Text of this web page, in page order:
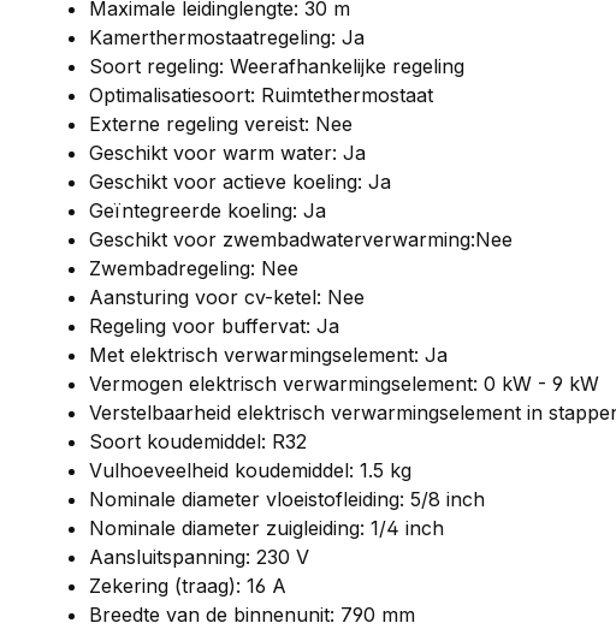
Maximale leidinglengte: 30 m
Kamerthermostaatregeling: Ja
Soort regeling: Weerafhankelijke regeling
Optimalisatiesoort: Ruimtethermostaat
Externe regeling vereist: Nee
Geschikt voor warm water: Ja
Geschikt voor actieve koeling: Ja
Geïntegreerde koeling: Ja
Geschikt voor zwembadwaterverwarming:Nee
Zwembadregeling: Nee
Aansturing voor cv-ketel: Nee
Regeling voor buffervat: Ja
Met elektrisch verwarmingselement: Ja
Vermogen elektrisch verwarmingselement: 0 kW - 9 kW
Verstelbaarheid elektrisch verwarmingselement in
Soort koudemiddel: R32
Vulhoeveelheid koudemiddel: 1.5 kg
Nominale diameter vloeistofleiding: 5/8 inch
Nominale diameter zuigleiding: 1/4 inch
Aansluitspanning: 230 V
Zekering (traag): 16 A
Breedte van de binnenunit: 790 mm